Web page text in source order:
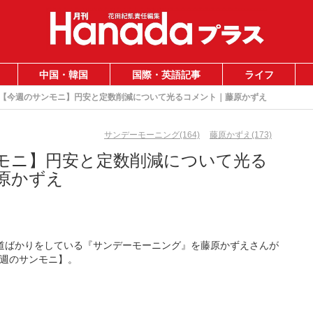
中国・韓国 国際・英語記事 ライフ
今週のサンモニ】円安と定数削減について光るコメント｜藤原かずえ
サンデーモーニング(164) 藤原かずえ(173)
ニ】円安と定数削減について光る
かずえ
かりをしている『サンデーモーニング』を藤原かずえさんが
のサンモニ】。